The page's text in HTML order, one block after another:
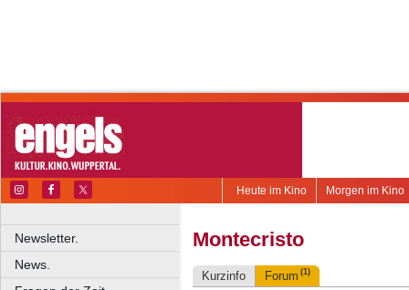
Morgen im Kino
Heute im Kino
Newsletter.
News.
Montecristo
Kurzinfo Forum (1)